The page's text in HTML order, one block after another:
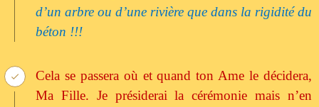
d’un arbre ou d’une rivière que dans la rigidité du
béton !!!
Cela se passera où et quand ton Ame le décidera,
Ma Fille. Je présiderai la cérémonie mais n’en